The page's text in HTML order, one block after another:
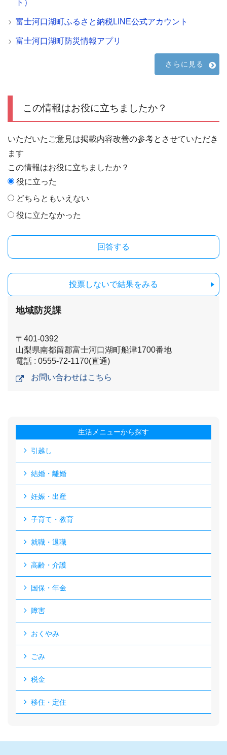
ト）
富士河口湖町ふるさと納税LINE公式アカウント
富士河口湖町防災情報アプリ
さらに見る
この情報はお役に立ちましたか？
いただいたご意見は掲載内容改善の参考とさせていただき
ます
この情報はお役に立ちましたか？
役に立った
どちらともいえない
役に立たなかった
投票しないで結果をみる
地域防災課
〒401-0392
山梨県南都留郡富士河口湖町船津1700番地
電話 : 0555-72-1170(直通)
お問い合わせはこちら
生活メニューから探す
引越し
結婚・離婚
妊娠・出産
子育て・教育
就職・退職
高齢・介護
国保・年金
障害
おくやみ
ごみ
税金
移住・定住